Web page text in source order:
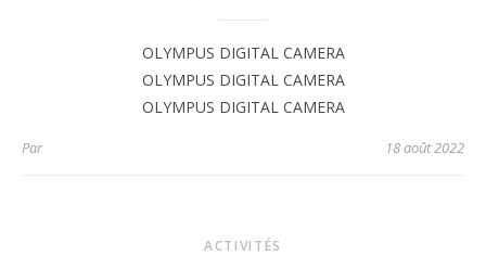
OLYMPUS DIGITAL CAMERA
OLYMPUS DIGITAL CAMERA
OLYMPUS DIGITAL CAMERA
Par 18 août 2022
ACTIVITÉS